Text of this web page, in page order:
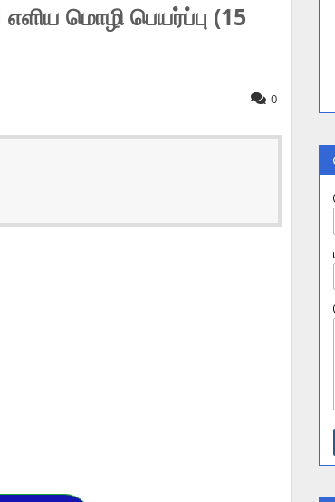
மொழி பெயர்ப்பு (15
0